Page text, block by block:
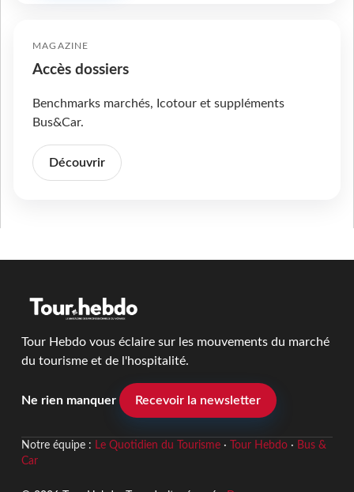
MAGAZINE
Accès dossiers
Benchmarks marchés, Icotour et suppléments
Bus&Car.
Découvrir
Tour Hebdo vous éclaire sur les mouvements du marché
du tourisme et de l'hospitalité.
Ne rien manquer Recevoir la newsletter
Notre équipe : Le Quotidien du Tourisme· Tour Hebdo· Bus &
Car